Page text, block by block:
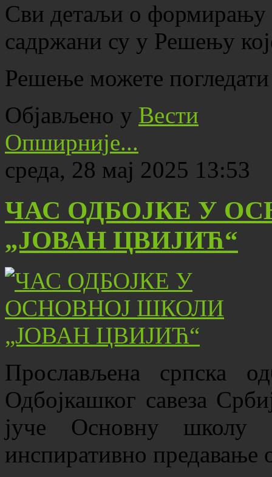
Сви детаљи о формирању
садржани су у Решењу
Решење можете
Објављено у Вести
Опширније...
среда, 28 мај 2025 13:53
ЧАС ОДБОЈКЕ У
„ЈОВАН ЦВИЈИЋ“
Прослављена српска
Одбојкашког савеза
јуче Основну школу
инспиративно предавање